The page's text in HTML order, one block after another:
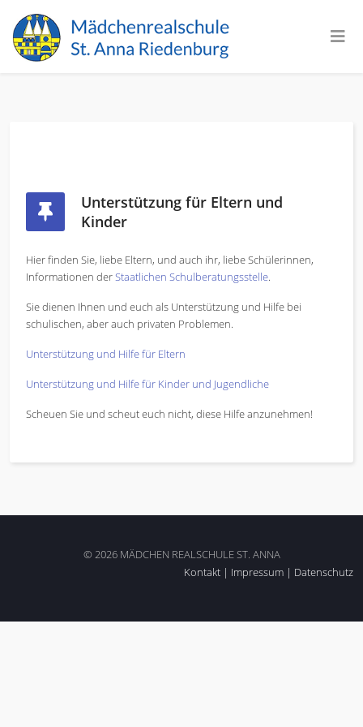
Unterstützung für Eltern und
Kinder
Hier finden Sie, liebe Eltern, und auch ihr, liebe Schülerinnen,
Informationen derStaatlichen Schulberatungsstelle.
Sie dienen Ihnen und euch als Unterstützung und Hilfe bei
schulischen, aber auch privaten Problemen.
Unterstützung und Hilfe für Eltern
Unterstützung und Hilfe für Kinder und Jugendliche
Scheuen Sie und scheut euch nicht, diese Hilfe anzunehmen!
© 2026 MÄDCHEN REALSCHULE ST. ANNA
Kontakt | Impressum | Datenschutz